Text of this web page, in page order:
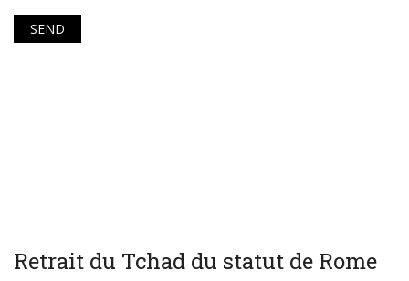
Retrait du Tchad du statut de Rome